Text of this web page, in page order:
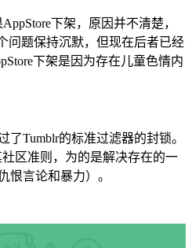
下架，原因并不清楚，
问题保持沉默，但现在后者已经
下架是因为存在儿童色情内
Tumblr的标准过滤器的封锁。
区准则，为的是解决存在的一
恨言论和暴力）。